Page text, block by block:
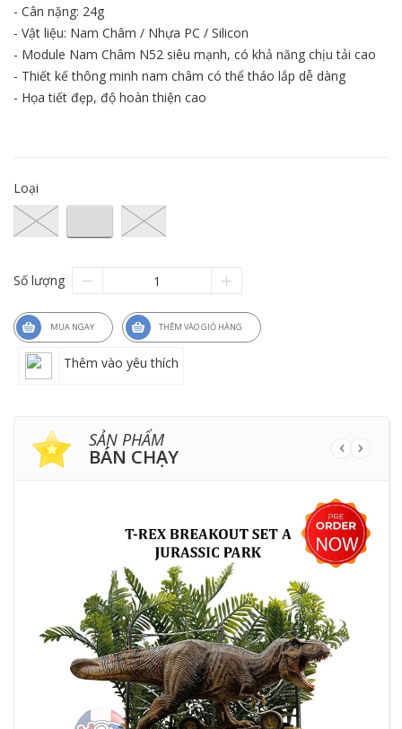
- Cân nặng: 24g
- Vật liệu: Nam Châm / Nhựa PC / Silicon
- Module Nam Châm N52 siêu mạnh, có khả năng chịu tải cao
- Thiết kế thông minh nam châm có thể tháo lắp dễ dàng
- Họa tiết đẹp, độ hoàn thiện cao
Loại
Số lượng
MUA NGAY THÊM VÀO GIỎ HÀNG
Thêm vào yêu thích
SẢN PHẨM
BÁN CHẠY